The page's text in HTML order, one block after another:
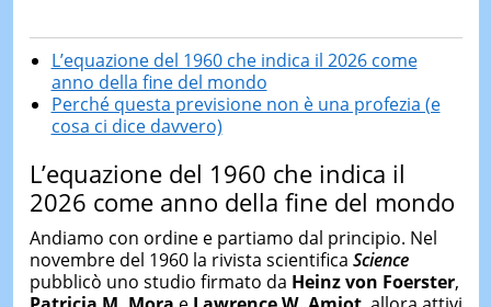
L’equazione del 1960 che indica il 2026 come
anno della fine del mondo
Perché questa previsione non è una profezia (e
cosa ci dice davvero)
L’equazione del 1960 che indica il
2026 come anno della fine del mondo
Andiamo con ordine e partiamo dal principio. Nel
novembre del 1960 la rivista scientifica Science
pubblicò uno studio firmato da Heinz von Foerster,